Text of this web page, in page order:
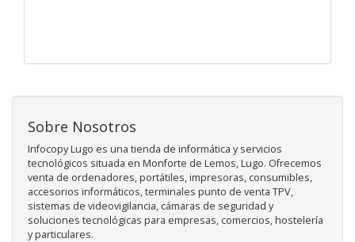
Sobre Nosotros
Infocopy Lugo es una tienda de informática y servicios
tecnológicos situada en Monforte de Lemos, Lugo. Ofrecemos
venta de ordenadores, portátiles, impresoras, consumibles,
accesorios informáticos, terminales punto de venta TPV,
sistemas de videovigilancia, cámaras de seguridad y
soluciones tecnológicas para empresas, comercios, hostelería
y particulares.